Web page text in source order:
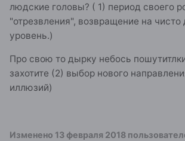
людские головы? ( 1) период своего
"отрезвления", возвращение на чисто
уровень.)
Про свою то дырку небось
захотите (2) выбор нового
иллюзий)
Изменено 13 февраля 2018